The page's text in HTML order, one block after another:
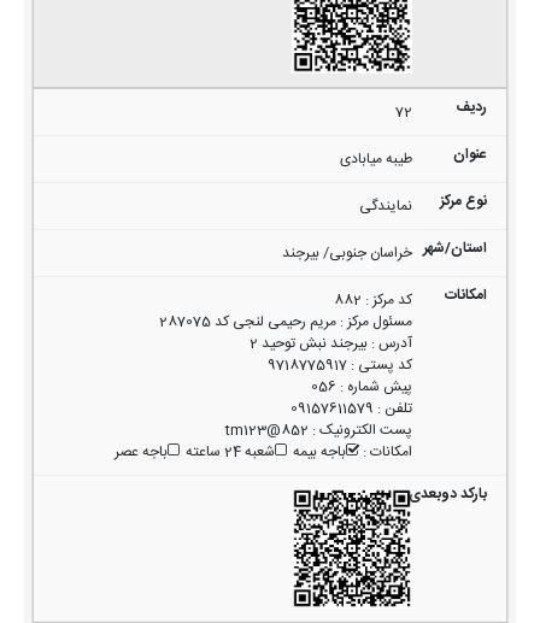
72
طیبه میابادی
نمایندگی
خراسان جنوبی/ بیرجند
کد مرکز:
882
مسئول مرکز:مریم رحیمی لنجی کد 287075
آدرس:بیرجند نبش توحید 2
کد پستی :
9718775917
پیش شماره :
056
تلفن :
09157611579
پست الکترونیک:
852@tm123
امکانات: باجه بیمه شعبه 24 ساعته باجه عصر